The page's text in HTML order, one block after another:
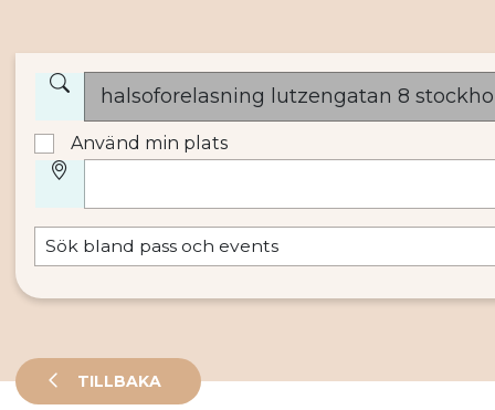
Använd min plats
TILLBAKA